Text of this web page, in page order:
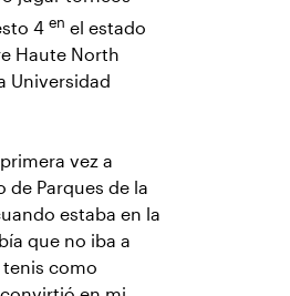
4 en el estado
Haute North
Universidad
vez a
de Parques de la
estaba en la
que no iba a
tenis como